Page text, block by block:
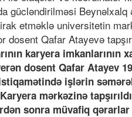
gücləndirilməsi
etməklə universitetin
Qafar Atayevə
karyera
dosent Qafar Atayev
işlərin
mərkəzinə
sonra müvafiq